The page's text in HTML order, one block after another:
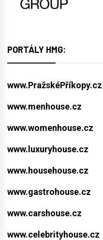
PORTÁLY HMG:
www.PražskéPříkopy.cz
www.menhouse.cz
www.womenhouse.cz
www.luxuryhouse.cz
www.househouse.cz
www.gastrohouse.cz
www.carshouse.cz
www.celebrityhouse.cz